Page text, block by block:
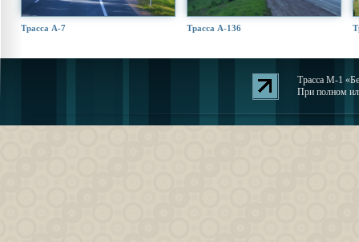
Трасса А-7 Трасса А-136
Трасса М-1
При полном